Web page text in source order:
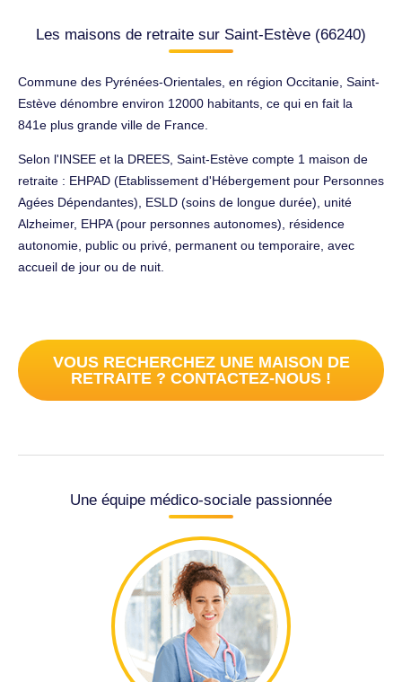
Les maisons de retraite sur Saint-Estève (66240)
Commune des Pyrénées-Orientales, en région Occitanie, Saint-
Estève dénombre environ 12000 habitants, ce qui en fait la
841e plus grande ville de France.
Selon l'INSEE et la DREES, Saint-Estève compte 1 maison de
retraite : EHPAD (Etablissement d'Hébergement pour Personnes
Agées Dépendantes), ESLD (soins de longue durée), unité
Alzheimer, EHPA (pour personnes autonomes), résidence
autonomie, public ou privé, permanent ou temporaire, avec
accueil de jour ou de nuit.
VOUS RECHERCHEZ UNE MAISON DE
RETRAITE ? CONTACTEZ-NOUS !
Une équipe médico-sociale passionnée